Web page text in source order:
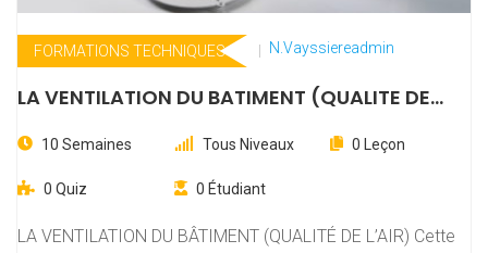
FORMATIONS TECHNIQUES N.vayssiereadmin
LA VENTILATION DU BATIMENT (QUALITE DE
10 Semaines Tous Niveaux 0 Leçon
0 Quiz 0 Étudiant
LA VENTILATION DU BÂTIMENT (QUALITÉ DE L’AIR) Cette